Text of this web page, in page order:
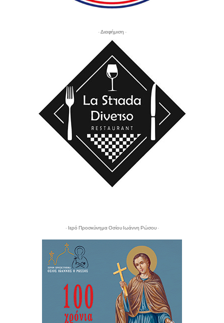
- Διαφήμιση -
- Ιερό Προσκύνημα Οσίου Ιωάννη Ρώσου -